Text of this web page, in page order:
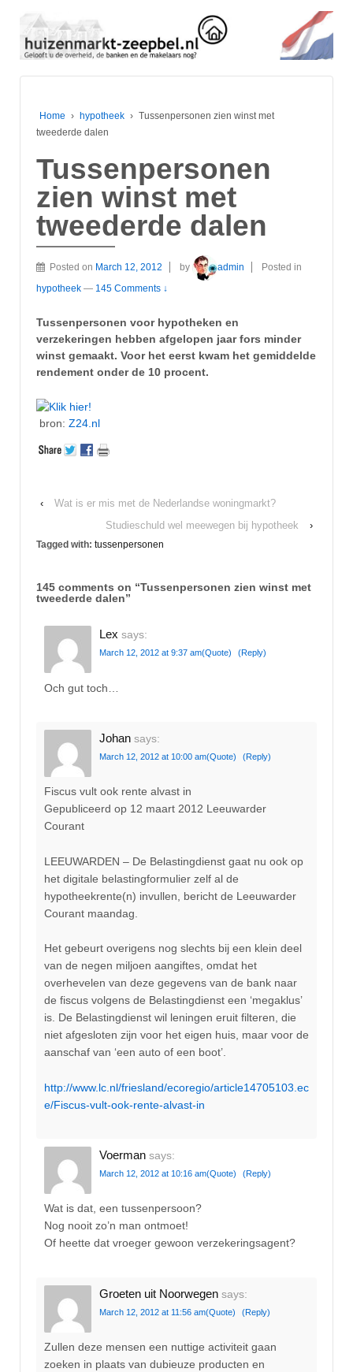
Home › hypotheek › Tussenpersonen zien winst met
tweederde dalen
Tussenpersonen
zien winst met
tweederde dalen
Posted on March 12, 2012 by admin
Posted in
hypotheek — 145 Comments ↓
Tussenpersonen voor hypotheken en
verzekeringen hebben afgelopen jaar fors minder
winst gemaakt. Voor het eerst kwam het gemiddelde
rendement onder de 10 procent.
bron: Z24.nl
‹
Wat is er mis met de Nederlandse woningmarkt?
Studieschuld wel meewegen bij hypotheek
›
Tagged with: tussenpersonen
145 comments on “Tussenpersonen zien winst met
tweederde dalen”
Lex says:
March 12, 2012 at 9:37 am(Quote) (Reply)
Och gut toch…
Johan says:
March 12, 2012 at 10:00 am(Quote) (Reply)
Fiscus vult ook rente alvast in
Gepubliceerd op 12 maart 2012 Leeuwarder
Courant
LEEUWARDEN – De Belastingdienst gaat nu ook op
het digitale belastingformulier zelf al de
hypotheekrente(n) invullen, bericht de Leeuwarder
Courant maandag.
Het gebeurt overigens nog slechts bij een klein deel
van de negen miljoen aangiftes, omdat het
overhevelen van deze gegevens van de bank naar
de fiscus volgens de Belastingdienst een ‘megaklus’
is. De Belastingdienst wil leningen eruit filteren, die
niet afgesloten zijn voor het eigen huis, maar voor de
aanschaf van ‘een auto of een boot’.
http://www.lc.nl/friesland/ecoregio/article14705103.ec
e/Fiscus-vult-ook-rente-alvast-in
Voerman says:
March 12, 2012 at 10:16 am(Quote) (Reply)
Wat is dat, een tussenpersoon?
Nog nooit zo’n man ontmoet!
Of heette dat vroeger gewoon verzekeringsagent?
Groeten uit Noorwegen says:
March 12, 2012 at 11:56 am(Quote) (Reply)
Zullen deze mensen een nuttige activiteit gaan
zoeken in plaats van dubieuze producten en